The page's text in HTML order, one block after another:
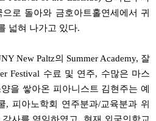
로 돌아와 금호아트홀연세에서 귀
넓혀 나가고 있다.
New Paltz의 Summer Academy, 잘
Festival 수료 및 연주, 수많은 마스
을 쌓아온 피아니스트 김현주는 예
, 피아노학회 연주분과/교육분과 위